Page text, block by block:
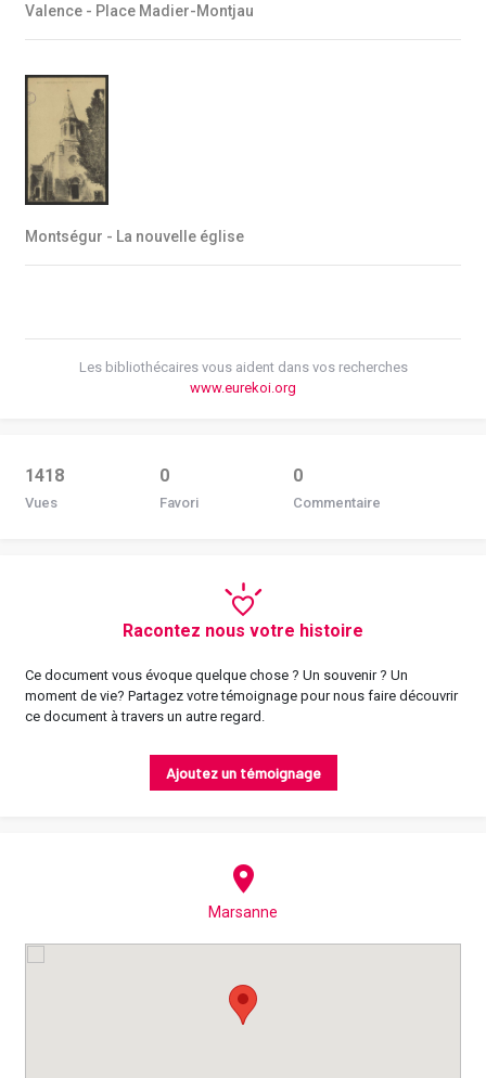
Valence - Place Madier-Montjau
Montségur - La nouvelle église
Les bibliothécaires vous aident dans vos recherches
www.eurekoi.org
1418
Vues
0
Favori
0
Commentaire
Racontez nous votre histoire
Ce document vous évoque quelque chose ? Un souvenir ? Un
moment de vie? Partagez votre témoignage pour nous faire découvrir
ce document à travers un autre regard.
Ajoutez un témoignage
Marsanne